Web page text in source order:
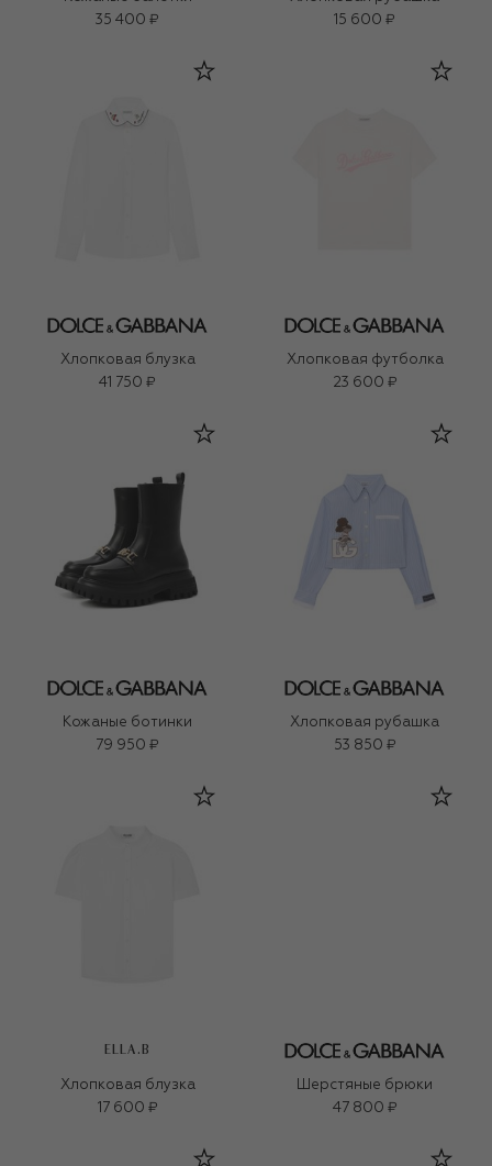
35 400 ₽
15 600 ₽
Хлопковая блузка
41 750 ₽
Хлопковая футболка
23 600 ₽
Кожаные ботинки
79 950 ₽
Хлопковая рубашка
53 850 ₽
ELLA.B
Хлопковая блузка
17 600 ₽
Шерстяные брюки
47 800 ₽